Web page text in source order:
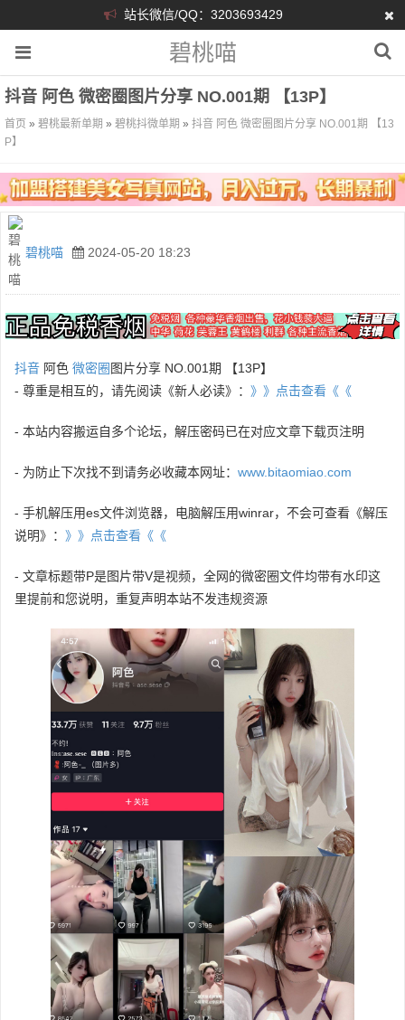
站长微信/QQ：3203693429
碧桃喵
抖音 阿色 微密圈图片分享 NO.001期 【13P】
首页 » 碧桃最新单期 » 碧桃抖微单期 » 抖音 阿色 微密圈图片分享 NO.001期 【13
P】
碧桃喵 2024-05-20 18:23
抖音 阿色 微密圈 图片分享 NO.001期 【13P】
- 尊重是相互的，请先阅读《新人必读》： 》》点击查看《《
- 本站内容搬运自多个论坛，解压密码已在对应文章下载页注明
- 为防止下次找不到请务必收藏本网址： www.bitaomiao.com
- 手机解压用es文件浏览器，电脑解压用winrar，不会可查看《解压
说明》： 》》点击查看《《
- 文章标题带P是图片带V是视频，全网的微密圈文件均带有水印这
里提前和您说明，重复声明本站不发违规资源